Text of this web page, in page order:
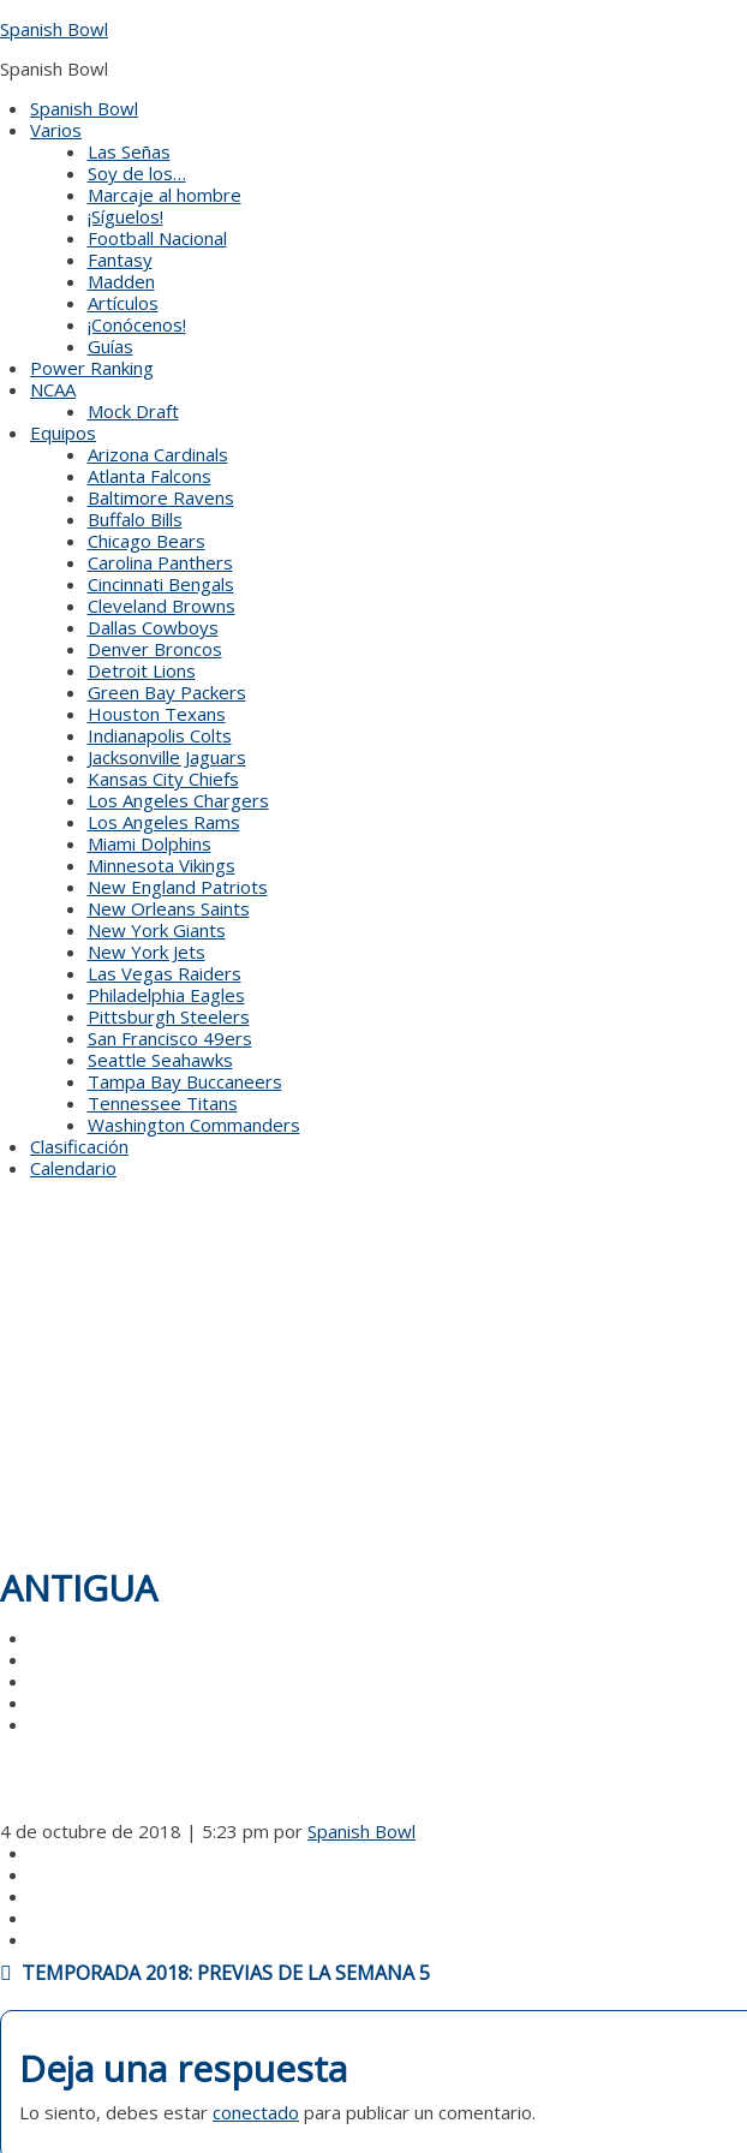
to
Spanish Bowl
Spanish Bowl
Spanish Bowl
Varios
Las Señas
Soy de los…
Marcaje al hombre
¡Síguelos!
Football Nacional
Fantasy
Madden
Artículos
¡Conócenos!
Guías
Power Ranking
NCAA
Mock Draft
Equipos
Arizona Cardinals
Atlanta Falcons
Baltimore Ravens
Buffalo Bills
Chicago Bears
Carolina Panthers
Cincinnati Bengals
Cleveland Browns
Dallas Cowboys
Denver Broncos
Detroit Lions
Green Bay Packers
Houston Texans
Indianapolis Colts
Jacksonville Jaguars
Kansas City Chiefs
Los Angeles Chargers
Los Angeles Rams
Miami Dolphins
Minnesota Vikings
New England Patriots
New Orleans Saints
New York Giants
New York Jets
Las Vegas Raiders
Philadelphia Eagles
Pittsburgh Steelers
San Francisco 49ers
Seattle Seahawks
Tampa Bay Buccaneers
Tennessee Titans
Washington Commanders
Clasificación
Calendario
ANTIGUA
4 de octubre de 2018 | 5:23 pm por Spanish Bowl
NAVEGACIÓN
DE
ENTRADAS
TEMPORADA 2018: PREVIAS DE LA SEMANA 5
Deja una respuesta
Lo siento, debes estar conectado para publicar un comentario.